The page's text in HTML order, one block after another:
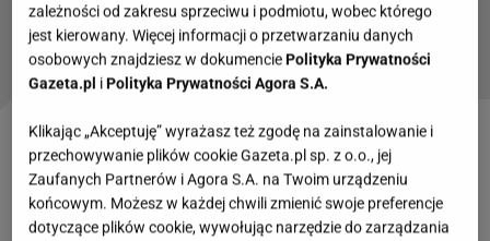
Naleśniki bez jajek dla osób, które znajdują się
na diecie eliminacyjnej
Składniki: 1½ szklanki mąki pszennej typ 450, 1½
szklanki wody gazowanej, 2 jajka, ½ łyżeczki soli, 2
łyżki oleju roślinnego
zależności od zakresu sprzeciwu i podmiotu, wobec którego
jest kierowany. Więcej informacji o przetwarzaniu danych
osobowych znajdziesz w dokumencie Polityka Prywatności
Gazeta.pl i Polityka Prywatności Agora S.A.
Klikając „Akceptuję” wyrażasz też zgodę na zainstalowanie i
przechowywanie plików cookie Gazeta.pl sp. z o.o., jej
Zaufanych Partnerów i Agora S.A. na Twoim urządzeniu
końcowym. Możesz w każdej chwili zmienić swoje preferencje
dotyczące plików cookie, wywołując narzędzie do zarządzania